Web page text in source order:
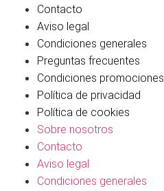
Contacto
Aviso legal
Condiciones generales
Preguntas frecuentes
Condiciones promociones
Política de privacidad
Política de cookies
Sobre nosotros
Contacto
Aviso legal
Condiciones generales